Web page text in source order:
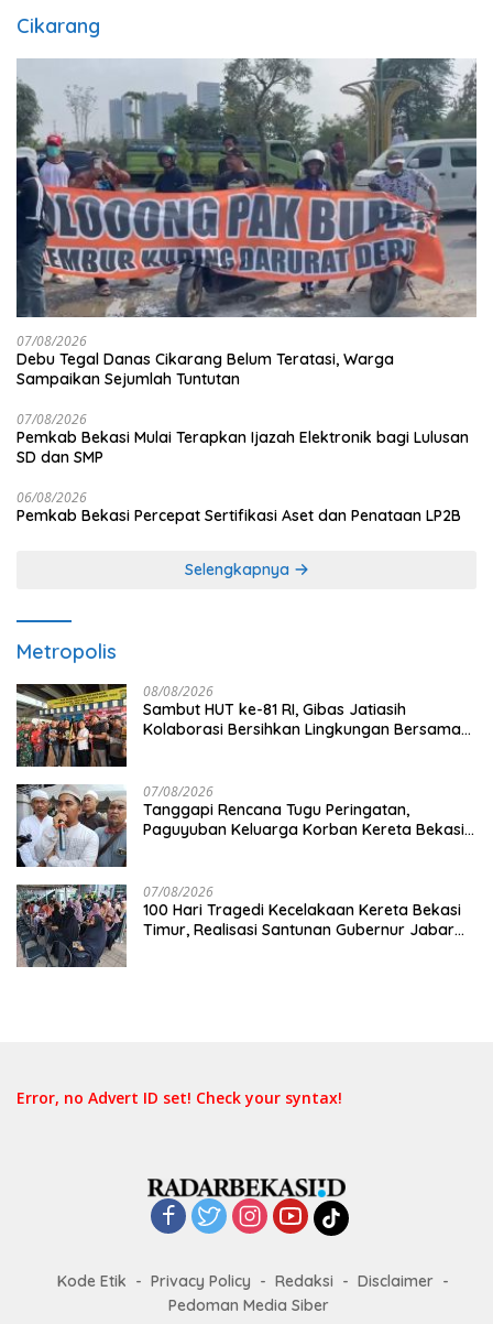
Cikarang
07/08/2026
Debu Tegal Danas Cikarang Belum Teratasi, Warga
Sampaikan Sejumlah Tuntutan
07/08/2026
Pemkab Bekasi Mulai Terapkan Ijazah Elektronik bagi Lulusan
SD dan SMP
06/08/2026
Pemkab Bekasi Percepat Sertifikasi Aset dan Penataan LP2B
Selengkapnya
Metropolis
08/08/2026
Sambut HUT ke-81 RI, Gibas Jatiasih
Kolaborasi Bersihkan Lingkungan Bersama
07/08/2026
Tanggapi Rencana Tugu Peringatan,
Paguyuban Keluarga Korban Kereta Bekasi
07/08/2026
100 Hari Tragedi Kecelakaan Kereta Bekasi
Timur, Realisasi Santunan Gubernur Jabar
Error, no Advert ID set! Check your syntax!
Kode Etik Privacy Policy Redaksi
Disclaimer
Pedoman Media Siber